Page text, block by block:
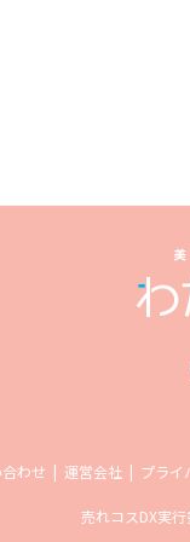
わせ 運営会社 プライ
売れコスDX実